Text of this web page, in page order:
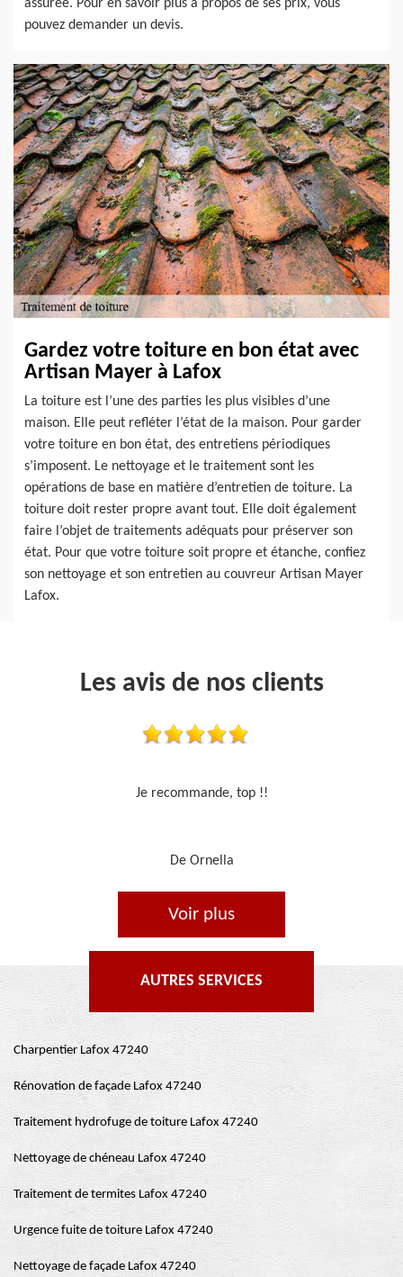
assurée. Pour en savoir plus à propos de ses prix, vous
pouvez demander un devis.
Gardez votre toiture en bon état avec
Artisan Mayer à Lafox
La toiture est l’une des parties les plus visibles d’une
maison. Elle peut refléter l’état de la maison. Pour garder
votre toiture en bon état, des entretiens périodiques
s’imposent. Le nettoyage et le traitement sont les
opérations de base en matière d’entretien de toiture. La
toiture doit rester propre avant tout. Elle doit également
faire l’objet de traitements adéquats pour préserver son
état. Pour que votre toiture soit propre et étanche, confiez
son nettoyage et son entretien au couvreur Artisan Mayer
Lafox.
Les avis de nos clients
Travail sérieux
De Je cours je peins
Voir plus
AUTRES SERVICES
Charpentier Lafox 47240
Rénovation de façade Lafox 47240
Traitement hydrofuge de toiture Lafox 47240
Nettoyage de chéneau Lafox 47240
Traitement de termites Lafox 47240
Urgence fuite de toiture Lafox 47240
Nettoyage de façade Lafox 47240